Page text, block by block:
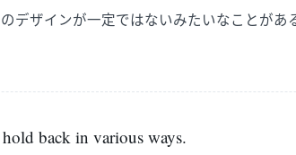
デザインが一定ではないみたいなことがあ
back in various ways.